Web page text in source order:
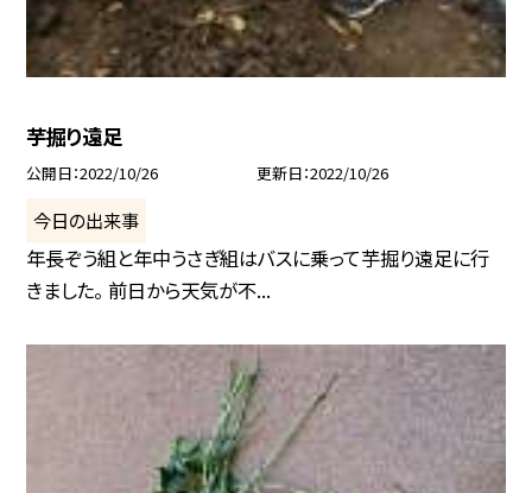
芋掘り遠足
公開日 2022/10/26 更新日 2022/10/26
今日の出来事
年長ぞう組と年中うさぎ組はバスに乗って芋掘り遠足に行
きました。 前日から天気が不...